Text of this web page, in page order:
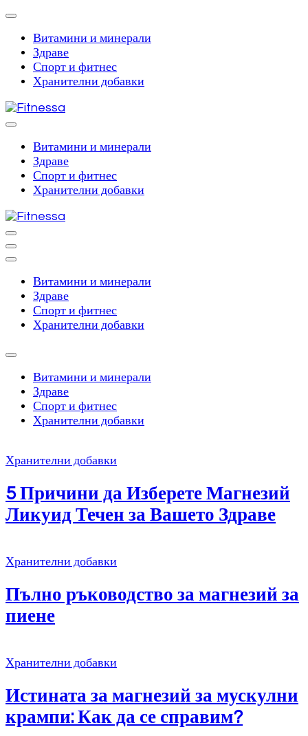
Skip
content
(Press
Enter)
Витамини и минерали
Здраве
Спорт и фитнес
Хранителни добавки
Fitnessa
Витамини и минерали
Здраве
Спорт и фитнес
Хранителни добавки
Fitnessa
Витамини и минерали
Здраве
Спорт и фитнес
Хранителни добавки
Витамини и минерали
Здраве
Спорт и фитнес
Хранителни добавки
Хранителни добавки
5 Причини да Изберете Магнезий
Ликуид Течен за Вашето Здраве
Хранителни добавки
Пълно ръководство за магнезий за
пиене
Хранителни добавки
Истината за магнезий за мускулни
крампи: Как да се справим?